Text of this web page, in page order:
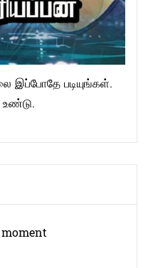
இப்போதே படியுங்கள்.
உண்டு.